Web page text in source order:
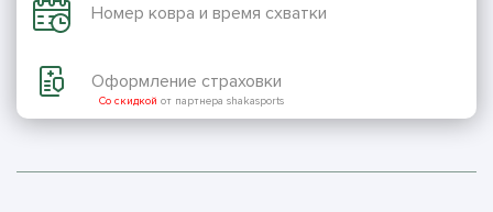
Номер ковра и время схватки
Оформление страховки
Со скидкой от партнера shakasports